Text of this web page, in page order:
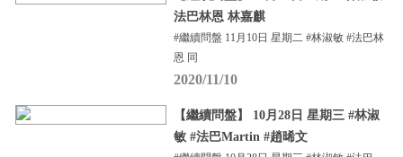
法巴林恩 林嘉麒
#繼續問盤 11月10日 星期二 #林淑敏 #法巴林
恩 同
2020/11/10
【繼續問盤】 10月28日 星期三 #林淑
敏 #法巴Martin #趙晞文